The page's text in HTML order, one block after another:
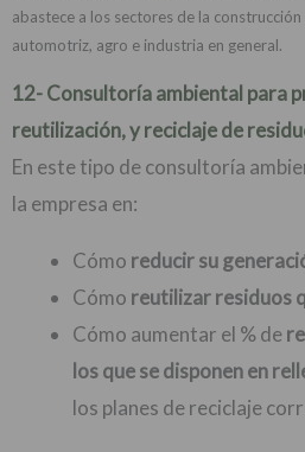
abastece a los sectores de la
automotriz, agro e industria en general.
12- Consultoría ambiental para
reutilización, y reciclaje de
En este tipo de consultoría
la empresa en:
Cómo reducir su
Cómo reutilizar residuos
Cómo aumentar el % de
los que se disponen en
los planes de reciclaje